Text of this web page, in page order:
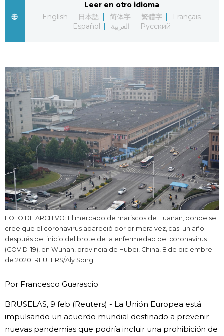
العربية
Русский
Cultura
Vida
Guía de Japón
Vídeos e imágenes
En profundidad
Más
Noticias
Datos de Japón
Fragmentos de Japón
Gente
Leer en otro idioma
English
日本語 简体字 繁體字
Français
Español
العربية Русский
FOTO DE ARCHIVO: El mercado de mariscos de Huanan, donde se
cree que el coronavirus apareció por primera vez, casi un año
después del inicio del brote de la enfermedad del coronavirus
(COVID-19), en Wuhan, provincia de Hubei, China, 8 de diciembre
de 2020. REUTERS/Aly Song
Por Francesco Guarascio
BRUSELAS, 9 feb (Reuters) - La Unión Europea está
impulsando un acuerdo mundial destinado a prevenir
nuevas pandemias que podría incluir una prohibición de